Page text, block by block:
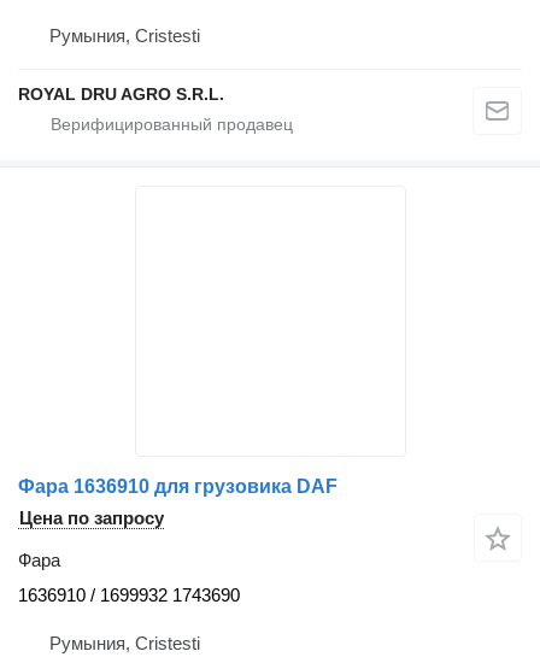
Румыния, Cristesti
ROYAL DRU AGRO S.R.L.
Фара 1636910 для грузовика DAF
Цена по запросу
Фара
1636910 / 1699932 1743690
Румыния, Cristesti